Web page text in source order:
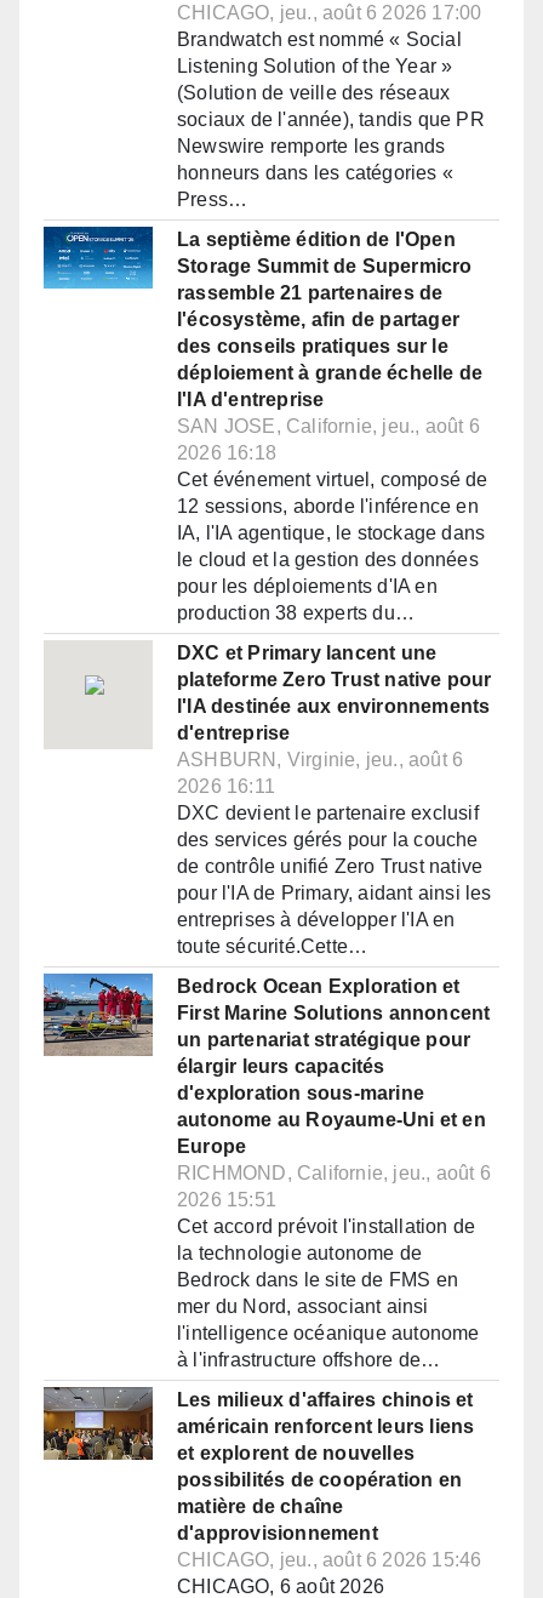
CHICAGO, jeu., août 6 2026 17:00
Brandwatch est nommé « Social
Listening Solution of the Year »
(Solution de veille des réseaux
sociaux de l'année), tandis que PR
Newswire remporte les grands
honneurs dans les catégories «
Press…
La septième édition de l'Open
Storage Summit de Supermicro
rassemble 21 partenaires de
l'écosystème, afin de partager
des conseils pratiques sur le
déploiement à grande échelle de
l'IA d'entreprise
SAN JOSE, Californie, jeu., août 6
2026 16:18
Cet événement virtuel, composé de
12 sessions, aborde l'inférence en
IA, l'IA agentique, le stockage dans
le cloud et la gestion des données
pour les déploiements d'IA en
production 38 experts du…
DXC et Primary lancent une
plateforme Zero Trust native pour
l'IA destinée aux environnements
d'entreprise
ASHBURN, Virginie, jeu., août 6
2026 16:11
DXC devient le partenaire exclusif
des services gérés pour la couche
de contrôle unifié Zero Trust native
pour l'IA de Primary, aidant ainsi les
entreprises à développer l'IA en
toute sécurité.Cette…
Bedrock Ocean Exploration et
First Marine Solutions annoncent
un partenariat stratégique pour
élargir leurs capacités
d'exploration sous-marine
autonome au Royaume-Uni et en
Europe
RICHMOND, Californie, jeu., août 6
2026 15:51
Cet accord prévoit l'installation de
la technologie autonome de
Bedrock dans le site de FMS en
mer du Nord, associant ainsi
l'intelligence océanique autonome
à l'infrastructure offshore de…
Les milieux d'affaires chinois et
américain renforcent leurs liens
et explorent de nouvelles
possibilités de coopération en
matière de chaîne
d'approvisionnement
CHICAGO, jeu., août 6 2026 15:46
CHICAGO, 6 août 2026